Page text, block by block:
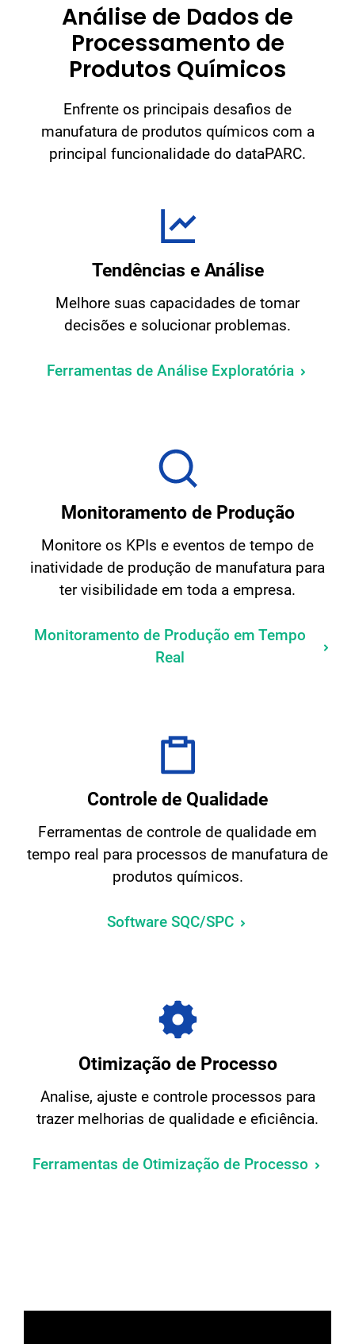
Análise de Dados de
Processamento de
Produtos Químicos
Enfrente os principais desafios de
manufatura de produtos químicos com a
principal funcionalidade do dataPARC.
Tendências e Análise
Melhore suas capacidades de tomar
decisões e solucionar problemas.
Ferramentas de Análise Exploratória
Monitoramento de Produção
Monitore os KPIs e eventos de tempo de
inatividade de produção de manufatura para
ter visibilidade em toda a empresa.
Monitoramento de Produção em Tempo
Real
Controle de Qualidade
Ferramentas de controle de qualidade em
tempo real para processos de manufatura de
produtos químicos.
Software SQC/SPC
Otimização de Processo
Analise, ajuste e controle processos para
trazer melhorias de qualidade e eficiência.
Ferramentas de Otimização de Processo